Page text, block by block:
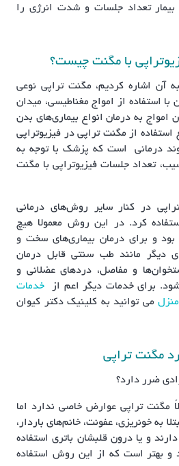
بیمار تعداد جلسات و شدت انرژی را
با مگنت چیست؟
آن اشاره کردیم، مگنت تراپی نوعی
استفاده از امواج مغناطیسی، میدان
امواج به درمان انواع بیماری‌های بدن
از مگنت تراپی در فیزیوتراپی
درمانی است که پزشک با توجه به
تعداد جلسات فیزیوتراپی با مگنت
در کنار سایر روش‌های درمانی
کرد. در این روش معمولا هیچ
بود و برای درمان بیماری‌های سخت و
دیگر مانند طب سنتی قابل درمان
و مفاصل، دردهای عضلانی و
برای خدمات دیگر اعم از خدمات
می توانید به کلینیک دکتر کیوان
مگنت تراپی
مگنت تراپی عوارض خاصی ندارد اما
به خونریزی، عفونت، خانم‌های باردار،
و یا درون قلبشان باتری استفاده
و بهتر است که از این روش استفاده